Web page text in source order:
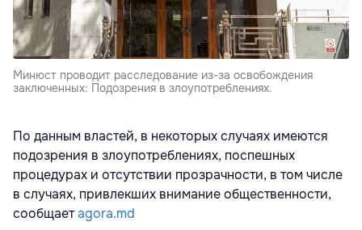
Минюст проводит расследование из-за освобождения
заключенных: Подозрения в злоупотреблениях.
По данным властей, в некоторых случаях имеются
подозрения в злоупотреблениях, поспешных
процедурах и отсутствии прозрачности, в том числе
в случаях, привлекших внимание общественности,
сообщаетagora.md